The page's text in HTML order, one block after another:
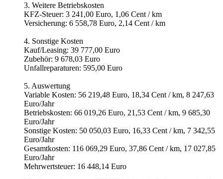
3. Weitere Betriebskosten
KFZ-Steuer: 3 241,00 Euro, 1,06 Cent / km
Versicherung: 6 558,78 Euro, 2,14 Cent / km
4. Sonstige Kosten
Kauf/Leasing: 39 777,00 Euro
Zubehör: 9 678,03 Euro
Unfallreparaturen: 595,00 Euro
5. Auswertung
Variable Kosten: 56 219,48 Euro, 18,34 Cent / km, 8 247,63
Euro/Jahr
Betriebskosten: 66 019,26 Euro, 21,53 Cent / km, 9 685,30
Euro/Jahr
Sonstige Kosten: 50 050,03 Euro, 16,33 Cent / km, 7 342,55
Euro/Jahr
Gesamtkosten: 116 069,29 Euro, 37,86 Cent / km, 17 027,85
Euro/Jahr
Mehrwertsteuer: 16 448,14 Euro